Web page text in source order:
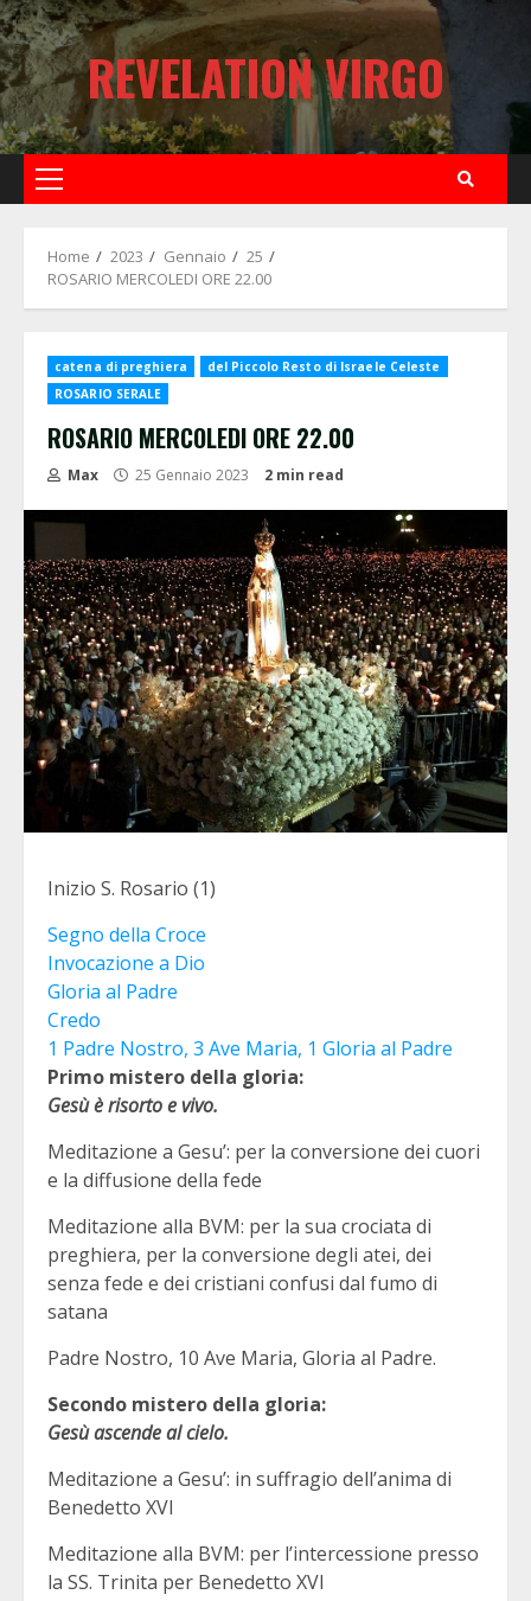
Skip
to
content
REVELATION VIRGO
Primary
Home 2023 Gennaio
25
ROSARIO MERCOLEDI ORE 22.00
catena di preghiera
del Piccolo Resto di Israele Celeste
ROSARIO SERALE
ROSARIO MERCOLEDI ORE 22.00
Max 25 Gennaio 2023 2 min read
Inizio S. Rosario (1)
Segno della Croce
Invocazione a Dio
Gloria al Padre
Credo
1 Padre Nostro, 3 Ave Maria, 1 Gloria al Padre
Primo mistero della gloria:
Gesù è risorto e vivo.
Meditazione a Gesu’: per la conversione dei cuori
e la diffusione della fede
Meditazione alla BVM: per la sua crociata di
preghiera, per la conversione degli atei, dei
senza fede e dei cristiani confusi dal fumo di
satana
Padre Nostro, 10 Ave Maria, Gloria al Padre.
Secondo mistero della gloria:
Gesù ascende al cielo.
Meditazione a Gesu’: in suffragio dell’anima di
Benedetto XVI
Meditazione alla BVM: per l’intercessione presso
la SS. Trinita per Benedetto XVI